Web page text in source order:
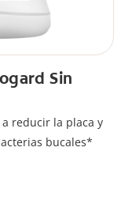
Sin
a reducir la placa y
bucales*